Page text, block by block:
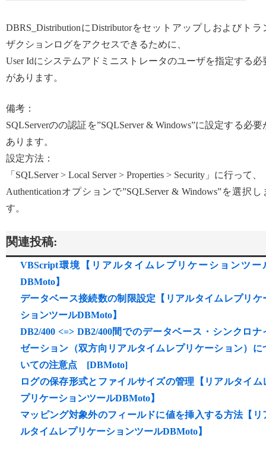
DBRS_DistributionにDistributorをセットアップしおよびトラ
ザクションログをアクセスできるために、
User Idにシステムアドミニストレータのユーザを指定する必
があります。
備考：
SQLServerのの認証を”SQLServer & Windows”に設定する必要
あります。
設定方法：
「SQLServer > Local Server > Properties > Security」に行って、
Authenticationオプションで”SQLServer & Windows”を選択し
す。
関連投稿:
VBScript環境【リアルタイムレプリケーションツー
DBMoto】
データベース接続数の制限設定【リアルタイムレプリケ
ションツールDBMoto】
DB2/400 <=> DB2/400間でのデータベース・シンクロナ
ゼーション（双方向リアルタイムレプリケーション）に
いての注意点 [DBMoto]
ログの保存形式とファイルサイズの管理【リアルタイム
プリケーションツールDBMoto】
マッピング対象外のフィールドに値を挿入する方法【リ
ルタイムレプリケーションツールDBMoto】